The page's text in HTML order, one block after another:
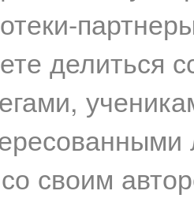
делиться
своим